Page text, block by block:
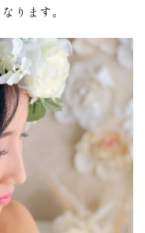
ります。